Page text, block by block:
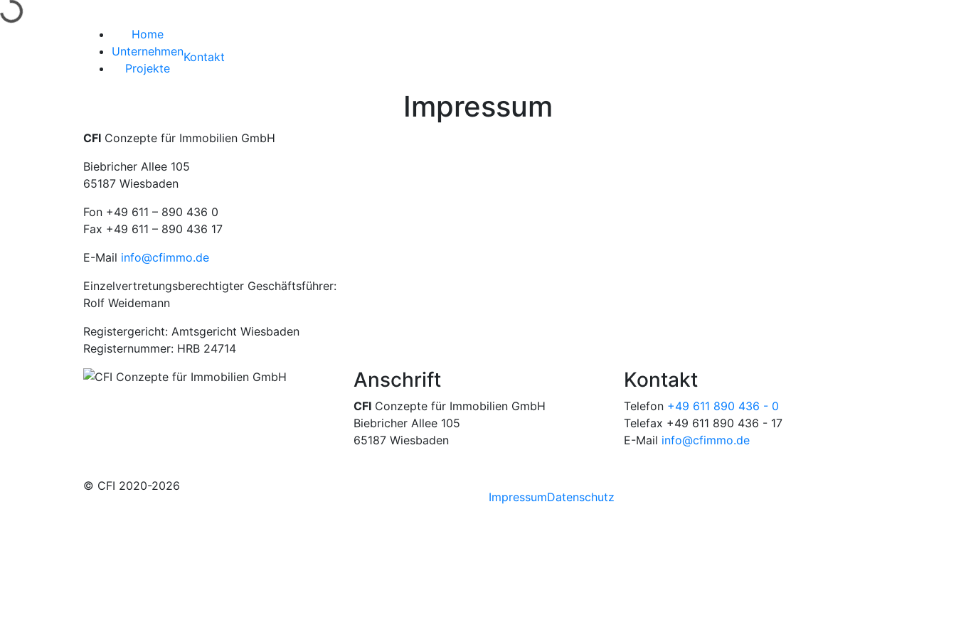
Home
Unternehmen
Projekte
Kontakt
Impressum
CFI Conzepte für Immobilien GmbH
Biebricher Allee 105
65187 Wiesbaden
Fon +49 611 – 890 436 0
Fax +49 611 – 890 436 17
E-Mail info@cfimmo.de
Einzelvertretungsberechtigter Geschäftsführer:
Rolf Weidemann
Registergericht: Amtsgericht Wiesbaden
Registernummer: HRB 24714
Anschrift
CFI Conzepte für Immobilien GmbH
Biebricher Allee 105
65187 Wiesbaden
Kontakt
Telefon +49 611 890 436 - 0
Telefax +49 611 890 436 - 17
E-Mail info@cfimmo.de
© CFI 2020-2026
ImpressumDatenschutz